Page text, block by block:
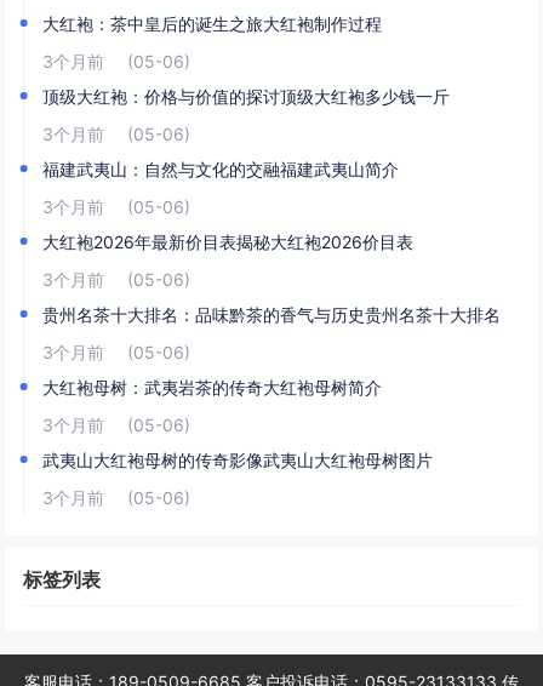
大红袍：茶中皇后的诞生之旅大红袍制作过程
3个月前
(05-06)
顶级大红袍：价格与价值的探讨顶级大红袍多少钱一斤
3个月前
(05-06)
福建武夷山：自然与文化的交融福建武夷山简介
3个月前
(05-06)
大红袍2026年最新价目表揭秘大红袍2026价目表
3个月前
(05-06)
贵州名茶十大排名：品味黔茶的香气与历史贵州名茶十大排名
3个月前
(05-06)
大红袍母树：武夷岩茶的传奇大红袍母树简介
3个月前
(05-06)
武夷山大红袍母树的传奇影像武夷山大红袍母树图片
3个月前
(05-06)
标签列表
客服电话：189-0509-6685 客户投诉电话：0595-23133133 传